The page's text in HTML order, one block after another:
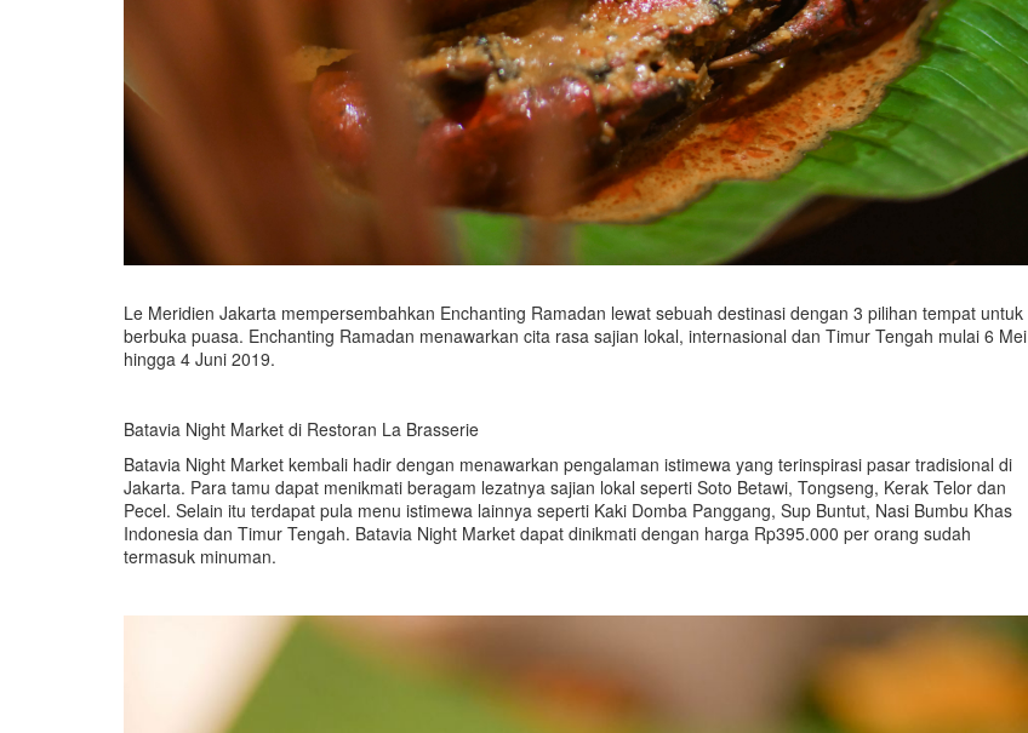
Le Meridien Jakarta mempersembahkan Enchanting Ramadan lewat sebuah destinasi dengan 3 pilihan tempat untuk
berbuka puasa. Enchanting Ramadan menawarkan cita rasa sajian lokal, internasional dan Timur Tengah mulai 6 Mei
hingga 4 Juni 2019.
Batavia Night Market di Restoran La Brasserie
Batavia Night Market kembali hadir dengan menawarkan pengalaman istimewa yang terinspirasi pasar tradisional di
Jakarta. Para tamu dapat menikmati beragam lezatnya sajian lokal seperti Soto Betawi, Tongseng, Kerak Telor dan
Pecel. Selain itu terdapat pula menu istimewa lainnya seperti Kaki Domba Panggang, Sup Buntut, Nasi Bumbu Khas
Indonesia dan Timur Tengah. Batavia Night Market dapat dinikmati dengan harga Rp395.000 per orang sudah
termasuk minuman.